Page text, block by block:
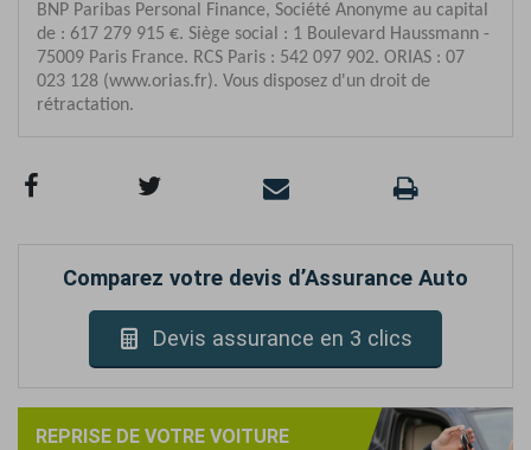
Comparez votre devis d’Assurance Auto
Devis assurance en 3 clics
REPRISE DE VOTRE VOITURE